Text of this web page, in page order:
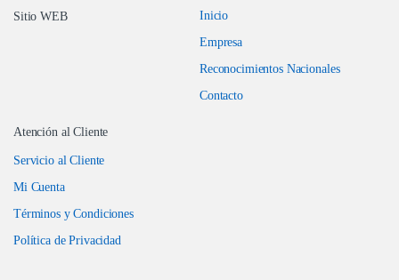
Sitio WEB
Inicio
Empresa
Reconocimientos Nacionales
Contacto
Atención al Cliente
Servicio al Cliente
Mi Cuenta
Términos y Condiciones
Política de Privacidad